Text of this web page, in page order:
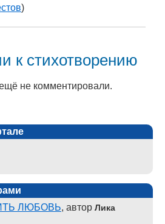
)
к стихотворению
не комментировали.
ЛЮБОВЬ, автор Лика